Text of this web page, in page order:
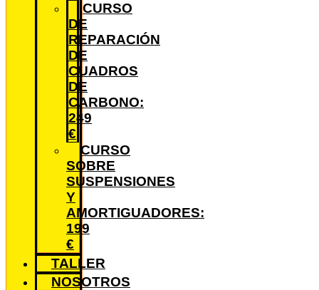
CURSO
DE
REPARACIÓN
DE
CUADROS
DE
CARBONO:
249
€
CURSO
SOBRE
SUSPENSIONES
Y
AMORTIGUADORES:
199
€
TALLER
NOSOTROS